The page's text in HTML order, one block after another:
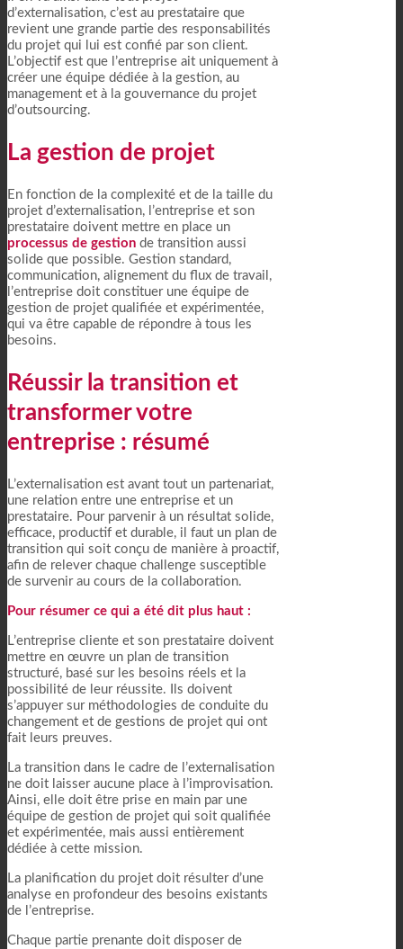
d’externalisation, c’est au prestataire que
revient une grande partie des responsabilités
du projet qui lui est confié par son client.
L’objectif est que l’entreprise ait uniquement à
créer une équipe dédiée à la gestion, au
management et à la gouvernance du projet
d’outsourcing.
La gestion de projet
En fonction de la complexité et de la taille du
projet d’externalisation, l’entreprise et son
prestataire doivent mettre en place un
processus de gestion de transition aussi
solide que possible. Gestion standard,
communication, alignement du flux de travail,
l’entreprise doit constituer une équipe de
gestion de projet qualifiée et expérimentée,
qui va être capable de répondre à tous les
besoins.
Réussir la transition et
transformer votre
entreprise : résumé
L’externalisation est avant tout un partenariat,
une relation entre une entreprise et un
prestataire. Pour parvenir à un résultat solide,
efficace, productif et durable, il faut un plan de
transition qui soit conçu de manière à proactif,
afin de relever chaque challenge susceptible
de survenir au cours de la collaboration.
Pour résumer ce qui a été dit plus haut :
L’entreprise cliente et son prestataire doivent
mettre en œuvre un plan de transition
structuré, basé sur les besoins réels et la
possibilité de leur réussite. Ils doivent
s’appuyer sur méthodologies de conduite du
changement et de gestions de projet qui ont
fait leurs preuves.
La transition dans le cadre de l’externalisation
ne doit laisser aucune place à l’improvisation.
Ainsi, elle doit être prise en main par une
équipe de gestion de projet qui soit qualifiée
et expérimentée, mais aussi entièrement
dédiée à cette mission.
La planification du projet doit résulter d’une
analyse en profondeur des besoins existants
de l’entreprise.
Chaque partie prenante doit disposer de